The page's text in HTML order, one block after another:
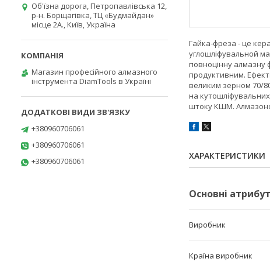
Гайка-фреза - це
углошліфувальной
повноцінну алмазну
продуктивним.
великим зерном 70/
на
штоку КШМ.
ХАРАКТЕРИСТИКИ
Основні
Виробник
Країна виробник
Об'їзна дорога, Петропавлівська 12,
р-н. Борщагівка, ТЦ «Будмайдан»
місце 2А., Київ, Україна
Магазин професійного алмазного
інструмента DiamTools в Україні
+380960706061
+380960706061
+380960706061